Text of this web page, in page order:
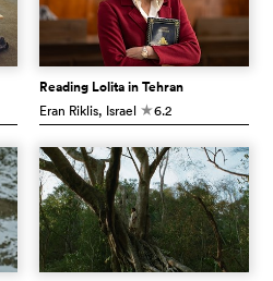
Reading Lolita in Tehran
Eran Riklis, Israel c6.2